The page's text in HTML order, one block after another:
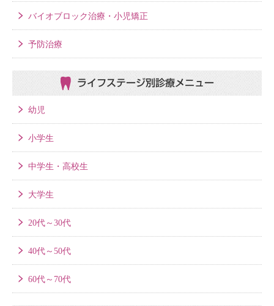
バイオブロック治療・小児矯正
予防治療
ライフステージ別 診療メニュー
幼児
小学生
中学生・高校生
大学生
20代～30代
40代～50代
60代～70代